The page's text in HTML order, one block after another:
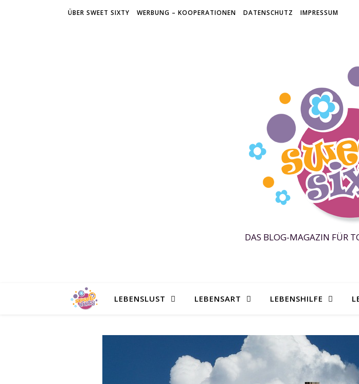
ÜBER SWEET SIXTY WERBUNG – KOOPERATIONEN DATENSCHUTZ IMPRESSUM
DAS BLOG-MAGAZIN FÜR
LEBENSLUST LEBENSART LEBENSHILFE